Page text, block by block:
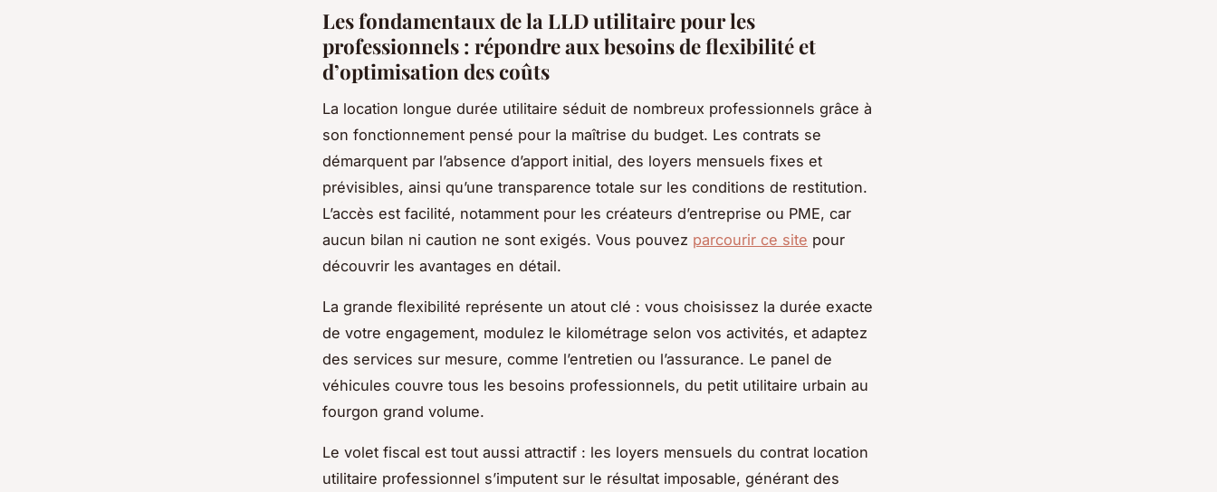
Les fondamentaux de la LLD utilitaire pour les
professionnels : répondre aux besoins de flexibilité et
d’optimisation des coûts
La location longue durée utilitaire séduit de nombreux professionnels grâce à
son fonctionnement pensé pour la maîtrise du budget. Les contrats se
démarquent par l’absence d’apport initial, des loyers mensuels fixes et
prévisibles, ainsi qu’une transparence totale sur les conditions de restitution.
L’accès est facilité, notamment pour les créateurs d’entreprise ou PME, car
aucun bilan ni caution ne sont exigés. Vous pouvez parcourir ce site pour
découvrir les avantages en détail.
La grande flexibilité représente un atout clé : vous choisissez la durée exacte
de votre engagement, modulez le kilométrage selon vos activités, et adaptez
des services sur mesure, comme l’entretien ou l’assurance. Le panel de
véhicules couvre tous les besoins professionnels, du petit utilitaire urbain au
fourgon grand volume.
Le volet fiscal est tout aussi attractif : les loyers mensuels du contrat location
utilitaire professionnel s’imputent sur le résultat imposable, générant des